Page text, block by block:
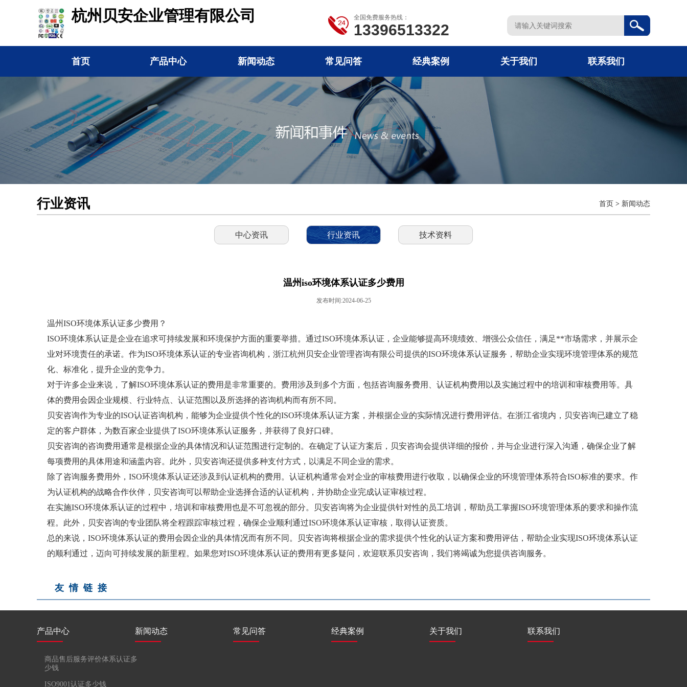
杭州贝安企业管理有限公司 全国免费服务热线：
13396513322
首页 产品中心 新闻动态 常见问答 经典案例 关于我们 联系我们
行业资讯 首页 > 新闻动态
中心资讯 行业资讯 技术资料
温州iso环境体系认证多少费用
发布时间:2024-06-25
温州ISO环境体系认证多少费用？
ISO环境体系认证是企业在追求可持续发展和环境保护方面的重要举措。通过ISO环境体系认证，企业能够提高环境绩效、增强公众信任，满足**市场需求，并展示企
业对环境责任的承诺。作为ISO环境体系认证的专业咨询机构，浙江杭州贝安企业管理咨询有限公司提供的ISO环境体系认证服务，帮助企业实现环境管理体系的规范
化、标准化，提升企业的竞争力。
对于许多企业来说，了解ISO环境体系认证的费用是非常重要的。费用涉及到多个方面，包括咨询服务费用、认证机构费用以及实施过程中的培训和审核费用等。具
体的费用会因企业规模、行业特点、认证范围以及所选择的咨询机构而有所不同。
贝安咨询作为专业的ISO认证咨询机构，能够为企业提供个性化的ISO环境体系认证方案，并根据企业的实际情况进行费用评估。在浙江省境内，贝安咨询已建立了稳
定的客户群体，为数百家企业提供了ISO环境体系认证服务，并获得了良好口碑。
贝安咨询的咨询费用通常是根据企业的具体情况和认证范围进行定制的。在确定了认证方案后，贝安咨询会提供详细的报价，并与企业进行深入沟通，确保企业了解
每项费用的具体用途和涵盖内容。此外，贝安咨询还提供多种支付方式，以满足不同企业的需求。
除了咨询服务费用外，ISO环境体系认证还涉及到认证机构的费用。认证机构通常会对企业的审核费用进行收取，以确保企业的环境管理体系符合ISO标准的要求。作
为认证机构的战略合作伙伴，贝安咨询可以帮助企业选择合适的认证机构，并协助企业完成认证审核过程。
在实施ISO环境体系认证的过程中，培训和审核费用也是不可忽视的部分。贝安咨询将为企业提供针对性的员工培训，帮助员工掌握ISO环境管理体系的要求和操作流
程。此外，贝安咨询的专业团队将全程跟踪审核过程，确保企业顺利通过ISO环境体系认证审核，取得认证资质。
总的来说，ISO环境体系认证的费用会因企业的具体情况而有所不同。贝安咨询将根据企业的需求提供个性化的认证方案和费用评估，帮助企业实现ISO环境体系认证
的顺利通过，迈向可持续发展的新里程。如果您对ISO环境体系认证的费用有更多疑问，欢迎联系贝安咨询，我们将竭诚为您提供咨询服务。
友情链接
产品中心
商品售后服务评价体系认证多
少钱
ISO9001认证多少钱
新闻动态 常见问答 经典案例 关于我们 联系我们